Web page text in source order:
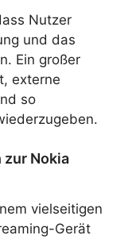
Nutzer
und das
Ein großer
externe
so
zur Nokia
vielseitigen
Gerät